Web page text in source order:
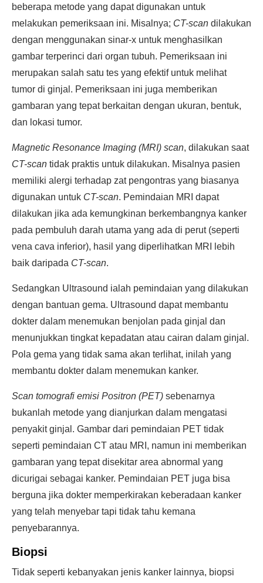
beberapa metode yang dapat digunakan untuk
melakukan pemeriksaan ini. Misalnya; CT-scan dilakukan
dengan menggunakan sinar-x untuk menghasilkan
gambar terperinci dari organ tubuh. Pemeriksaan ini
merupakan salah satu tes yang efektif untuk melihat
tumor di ginjal. Pemeriksaan ini juga memberikan
gambaran yang tepat berkaitan dengan ukuran, bentuk,
dan lokasi tumor.
Magnetic Resonance Imaging (MRI) scan, dilakukan saat
CT-scan tidak praktis untuk dilakukan. Misalnya pasien
memiliki alergi terhadap zat pengontras yang biasanya
digunakan untuk CT-scan. Pemindaian MRI dapat
dilakukan jika ada kemungkinan berkembangnya kanker
pada pembuluh darah utama yang ada di perut (seperti
vena cava inferior), hasil yang diperlihatkan MRI lebih
baik daripada CT-scan.
Sedangkan Ultrasound ialah pemindaian yang dilakukan
dengan bantuan gema. Ultrasound dapat membantu
dokter dalam menemukan benjolan pada ginjal dan
menunjukkan tingkat kepadatan atau cairan dalam ginjal.
Pola gema yang tidak sama akan terlihat, inilah yang
membantu dokter dalam menemukan kanker.
Scan tomografi emisi Positron (PET) sebenarnya
bukanlah metode yang dianjurkan dalam mengatasi
penyakit ginjal. Gambar dari pemindaian PET tidak
seperti pemindaian CT atau MRI, namun ini memberikan
gambaran yang tepat disekitar area abnormal yang
dicurigai sebagai kanker. Pemindaian PET juga bisa
berguna jika dokter memperkirakan keberadaan kanker
yang telah menyebar tapi tidak tahu kemana
penyebarannya.
Biopsi
Tidak seperti kebanyakan jenis kanker lainnya, biopsi